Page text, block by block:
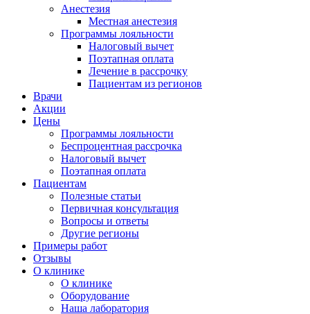
Анестезия
Местная анестезия
Программы лояльности
Налоговый вычет
Поэтапная оплата
Лечение в рассрочку
Пациентам из регионов
Врачи
Акции
Цены
Программы лояльности
Беспроцентная рассрочка
Налоговый вычет
Поэтапная оплата
Пациентам
Полезные статьи
Первичная консультация
Вопросы и ответы
Другие регионы
Примеры работ
Отзывы
О клинике
О клинике
Оборудование
Наша лаборатория